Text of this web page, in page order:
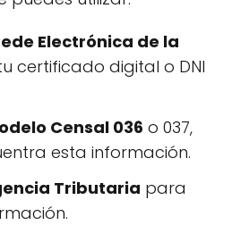
Electrónica de la
certificado digital o DNI
Censal 036 o 037,
esta información.
Tributaria para